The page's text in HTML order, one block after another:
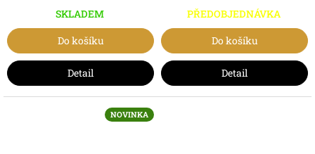
SKLADEM
Do košíku
Detail
PŘEDOBJEDNÁVKA
Do košíku
Detail
NOVINKA